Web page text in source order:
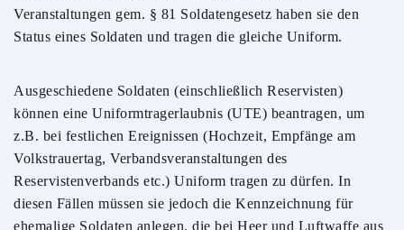
Veranstaltungen gem. § 81 Soldatengesetz haben sie den
Status eines Soldaten und tragen die gleiche Uniform.
Ausgeschiedene Soldaten (einschließlich Reservisten)
können eine Uniformtragerlaubnis (UTE) beantragen, um
z.B. bei festlichen Ereignissen (Hochzeit, Empfänge am
Volkstrauertag, Verbandsveranstaltungen des
Reservistenverbands etc.) Uniform tragen zu dürfen. In
diesen Fällen müssen sie jedoch die Kennzeichnung für
ehemalige Soldaten anlegen, die bei Heer und Luftwaffe aus